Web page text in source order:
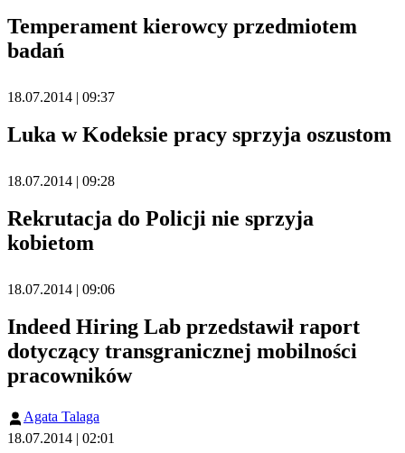
Temperament kierowcy przedmiotem
badań
18.07.2014 | 09:37
Luka w Kodeksie pracy sprzyja oszustom
18.07.2014 | 09:28
Rekrutacja do Policji nie sprzyja
kobietom
18.07.2014 | 09:06
Indeed Hiring Lab przedstawił raport
dotyczący transgranicznej mobilności
pracowników
Agata Talaga
18.07.2014 | 02:01